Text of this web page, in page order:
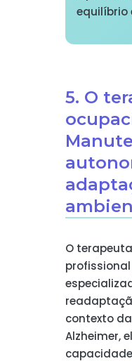
equilíbrio
5. O
O
contexto
Alzheimer,